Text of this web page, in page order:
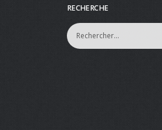
RECHERCHE